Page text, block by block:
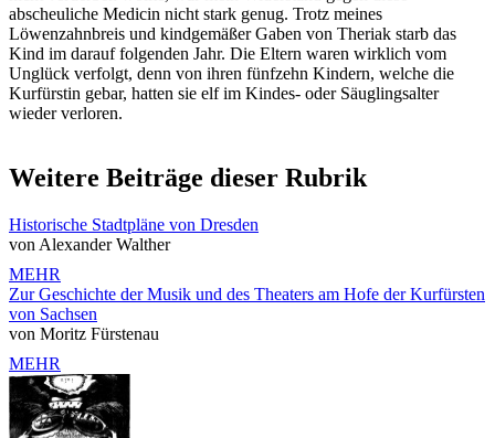
abscheuliche Medicin nicht stark genug. Trotz meines
Löwenzahnbreis und kindgemäßer Gaben von Theriak starb das
Kind im darauf folgenden Jahr. Die Eltern waren wirklich vom
Unglück verfolgt, denn von ihren fünfzehn Kindern, welche die
Kurfürstin gebar, hatten sie elf im Kindes- oder Säuglingsalter
wieder verloren.
Weitere Beiträge dieser Rubrik
Historische Stadtpläne von Dresden
von Alexander Walther
MEHR
Zur Geschichte der Musik und des Theaters am Hofe der Kurfürsten
von Sachsen
von Moritz Fürstenau
MEHR